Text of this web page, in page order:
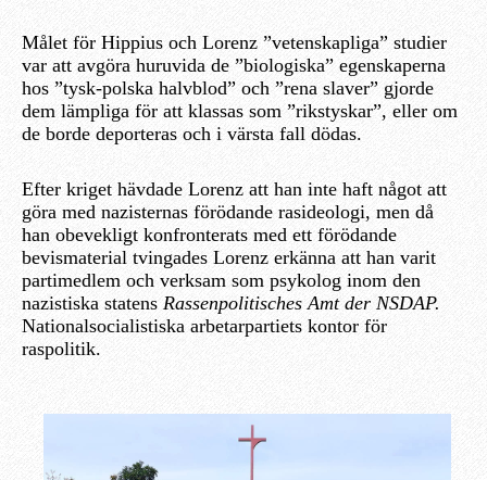
Målet för Hippius och Lorenz ”vetenskapliga” studier
var att avgöra huruvida de ”biologiska” egenskaperna
hos ”tysk-polska halvblod” och ”rena slaver” gjorde
dem lämpliga för att klassas som ”rikstyskar”, eller om
de borde deporteras och i värsta fall dödas.
Efter kriget hävdade Lorenz att han inte haft något att
göra med nazisternas förödande rasideologi, men då
han obevekligt konfronterats med ett förödande
bevismaterial tvingades Lorenz erkänna att han varit
partimedlem och verksam som psykolog inom den
nazistiska statensRassenpolitisches Amt der NSDAP.
Nationalsocialistiska arbetarpartiets kontor för
raspolitik.